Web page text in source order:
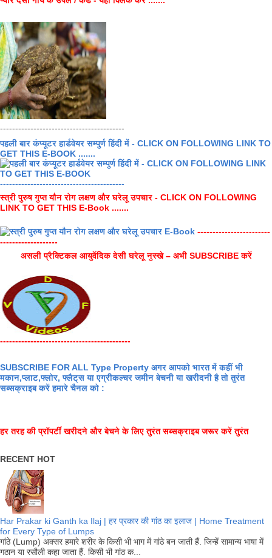
-----------------------------------------
पहली बार कंप्यूटर हार्डवेयर सम्पुर्ण हिंदी में - CLICK ON FOLLOWING LINK TO
GET THIS E-BOOK .......
-----------------------------------------
स्त्री पुरुष गुप्त यौन रोग लक्षण और घरेलू उपचार - CLICK ON FOLLOWING
LINK TO GET THIS E-Book .......
------------------------
-------------------
असली प्रैक्टिकल आयुर्वेदिक देसी घरेलू नुस्खे – अभी SUBSCRIBE करें
-------------------------------------------
SUBSCRIBE FOR ALL Type Property अगर आपको भारत में कहीं भी
मकान,प्लाट,फ्लोर, फ्लैट्स या एग्रीकल्चर जमीन बेचनी या खरीदनी है तो तुरंत
सब्सक्राइब करें हमारे चैनल को :
हर तरह की प्रॉपर्टी खरीदने और बेचने के लिए तुरंत सब्सक्राइब जरूर करें तुरंत
RECENT HOT
Har Prakar ki Ganth ka Ilaj | हर प्रकार की गांठ का इलाज | Home Treatment
for Every Type of Lumps
गांठे (Lump) अक्सर हमारे शरीर के किसी भी भाग में गांठे बन जाती हैं. जिन्हें सामान्य भाषा में
गठान या रसौली कहा जाता हैं. किसी भी गांठ क...